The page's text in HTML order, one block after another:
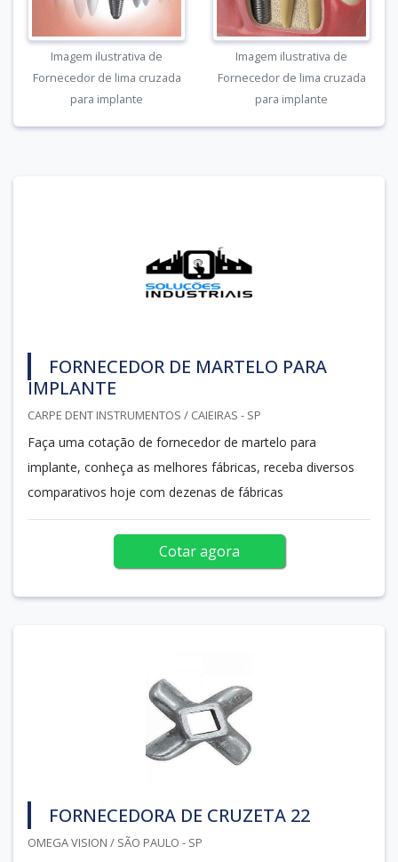
Imagem ilustrativa de
Fornecedor de lima cruzada
para implante
Imagem ilustrativa de
Fornecedor de lima cruzada
para implante
FORNECEDOR DE MARTELO PARA
IMPLANTE
CARPE DENT INSTRUMENTOS / CAIEIRAS - SP
Faça uma cotação de fornecedor de martelo para
implante, conheça as melhores fábricas, receba diversos
comparativos hoje com dezenas de fábricas
Cotar agora
FORNECEDORA DE CRUZETA 22
OMEGA VISION / SÃO PAULO - SP